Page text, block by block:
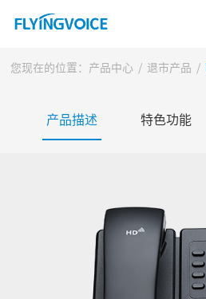
您现在的位置： 产品中心 / 退市产品 /
产品描述 特色功能